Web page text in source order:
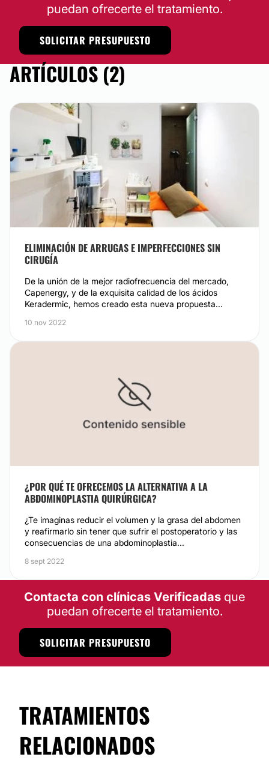
puedan ofrecerte el tratamiento.
SOLICITAR PRESUPUESTO
ARTÍCULOS (2)
ELIMINACIÓN DE ARRUGAS E IMPERFECCIONES SIN
CIRUGÍA
De la unión de la mejor radiofrecuencia del mercado,
Capenergy, y de la exquisita calidad de los ácidos
Keradermic, hemos creado esta nueva propuesta...
10 nov 2022
¿POR QUÉ TE OFRECEMOS LA ALTERNATIVA A LA
ABDOMINOPLASTIA QUIRÚRGICA?
¿Te imaginas reducir el volumen y la grasa del abdomen
y reafirmarlo sin tener que sufrir el postoperatorio y las
consecuencias de una abdominoplastia...
8 sept 2022
Contacta con clínicas Verificadas que
puedan ofrecerte el tratamiento.
SOLICITAR PRESUPUESTO
TRATAMIENTOS
RELACIONADOS